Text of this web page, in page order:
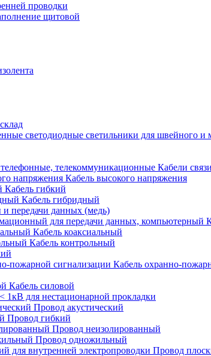
проводки
щитовой
светодиодные светильники для швейного и
Кабели
Кабель высокого напряжения
Кабель гибкий
Кабель гибридный
и передачи данных (медь)
Кабель коаксиальный
Кабель контрольный
Кабель охранно-
Кабель силовой
1кВ для нестационарной прокладки
Провод акустический
Провод гибкий
Провод неизолированный
Провод одножильный
Провод